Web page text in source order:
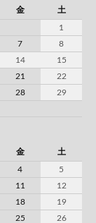
金 土
1
7
8
14
15
21
22
28
29
金 土
4
5
11
12
18
19
25
26